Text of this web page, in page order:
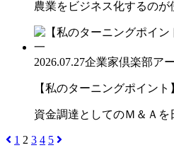
農業をビジネス化するのが
2026.07.27企業家倶楽部ア
【私のターニングポイン
資金調達としてのＭ＆Ａを
1 2 3 4 5